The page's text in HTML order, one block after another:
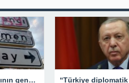
Kızılay tabelasının gençlerle imtihanı!